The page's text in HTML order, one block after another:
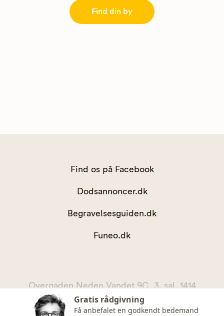
Find din by
Find os på Facebook
Dodsannoncer.dk
Begravelsesguiden.dk
Funeo.dk
Overgaden Neden Vandet 9C, 3. sal, 1414
København K
kontakt@begravelsesguiden.dk, telefon 71 71 11 00
Gratis rådgivning
Få anbefalet en godkendt bedemand